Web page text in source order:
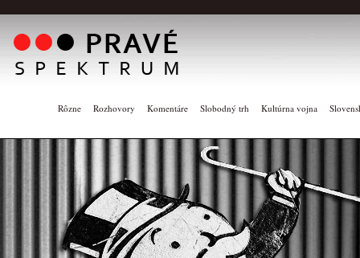
Rôzne Rozhovory Komentáre Slobodný trh Kultúrna vojna